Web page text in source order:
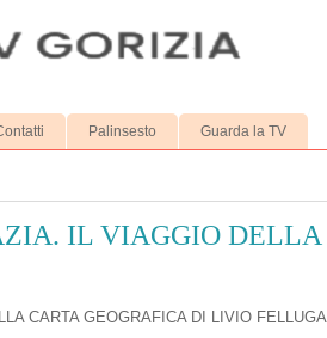
Palinsesto Guarda la TV
IL VIAGGIO DELLA
CARTA GEOGRAFICA DI LIVIO FELLUGA